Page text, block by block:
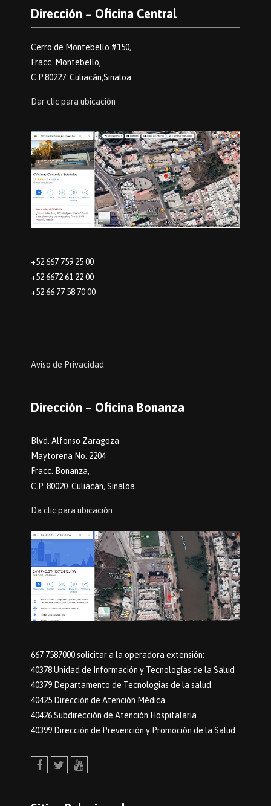
Dirección – Oficina Central
Cerro de Montebello #150,
Fracc. Montebello,
C.P.80227. Culiacán,Sinaloa.
Dar clic para ubicación
+52 667 759 25 00
+52 6672 61 22 00
+52 66 77 58 70 00
Aviso de Privacidad
Dirección – Oficina Bonanza
Blvd. Alfonso Zaragoza
Maytorena No. 2204
Fracc. Bonanza,
C.P. 80020. Culiacán, Sinaloa.
Da clic para ubicación
667 7587000 solicitar a la operadora extensión:
40378 Unidad de Información y Tecnologías de la Salud
40379 Departamento de Tecnologias de la salud
40425 Dirección de Atención Médica
40426 Subdirección de Atención Hospitalaria
40399 Dirección de Prevención y Promoción de la Salud